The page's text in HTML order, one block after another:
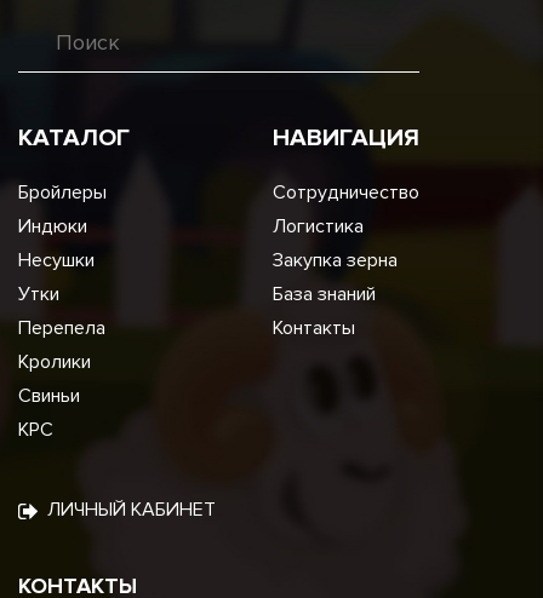
КАТАЛОГ
Бройлеры
Индюки
Несушки
Утки
Перепела
Кролики
Свиньи
КРС
НАВИГАЦИЯ
Сотрудничество
Логистика
Закупка зерна
База знаний
Контакты
ЛИЧНЫЙ КАБИНЕТ
КОНТАКТЫ